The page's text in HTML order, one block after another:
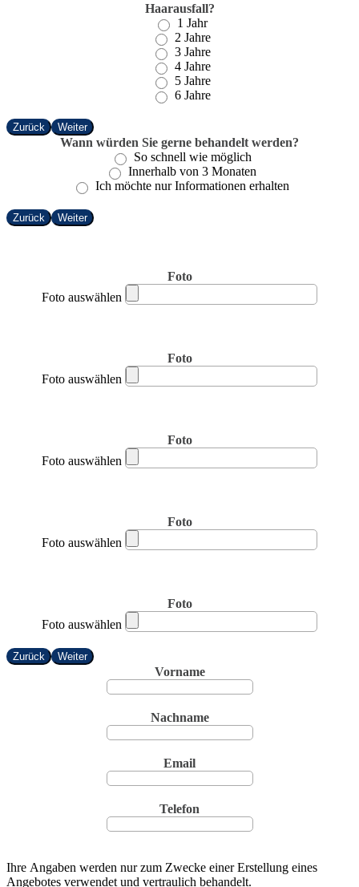
Haarausfall?
1 Jahr
2 Jahre
3 Jahre
4 Jahre
5 Jahre
6 Jahre
Zurück Weiter
Wann würden Sie gerne behandelt werden?
So schnell wie möglich
Innerhalb von 3 Monaten
Ich möchte nur Informationen erhalten
Zurück Weiter
Foto
Foto auswählen
Foto
Foto auswählen
Foto
Foto auswählen
Foto
Foto auswählen
Foto
Foto auswählen
Zurück Weiter
Vorname
Nachname
Email
Telefon
Ihre Angaben werden nur zum Zwecke einer Erstellung eines
Angebotes verwendet und vertraulich behandelt.